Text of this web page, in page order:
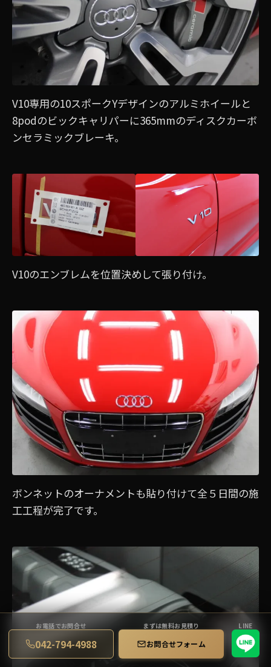
V10専用の10スポークYデザインのアルミホイールと
8podのビックキャリパーに365mmのディスクカーボ
ンセラミックブレーキ。
V10のエンブレムを位置決めして張り付け。
ボンネットのオーナメントも貼り付けて全５日間の施
工工程が完了です。
お電話でお問合せ
042-794-4988
まずは無料お見積り
お問合せフォーム
LINE